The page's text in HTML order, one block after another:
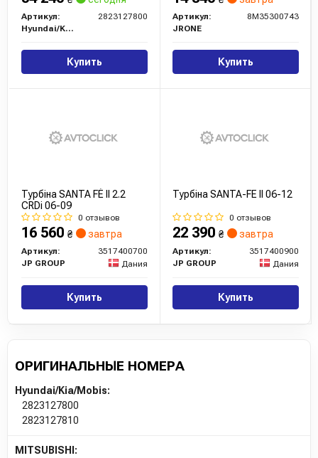
Артикул:
2823127800
Hyundai/Kia/Mobis
Купить
Артикул:
8M35300743
JRONE
Купить
Турбіна SANTA FÉ II 2.2
CRDi 06-09
0 отзывов
16 560 ₴ завтра
Артикул:
3517400700
JP GROUP
Дания
Купить
Турбіна SANTA-FE II 06-12
0 отзывов
22 390 ₴ завтра
Артикул:
3517400900
JP GROUP
Дания
Купить
ОРИГИНАЛЬНЫЕ НОМЕРА
Hyundai/Kia/Mobis:
2823127800
2823127810
MITSUBISHI: